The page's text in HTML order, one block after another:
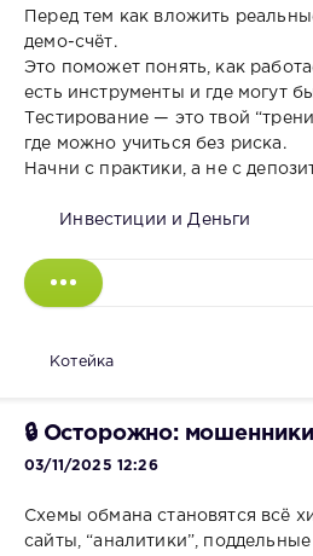
Перед тем как вложить
демо-счёт.
Это поможет понять, как
есть инструменты и где могут
Тестирование — это твой
где можно учиться без риска.
Начни с практики, а не с
Инвестиции и Деньги
Котейка
🔒 Осторожно:
03/11/2025 12:26
Схемы обмана становятся всё
сайты, “аналитики”,